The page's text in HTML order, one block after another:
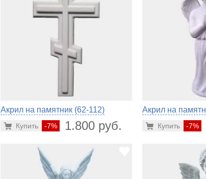
Акрил на памятник (62-112)
-7% 1.800 руб.
Купить
Акрил на
-7%
Купить